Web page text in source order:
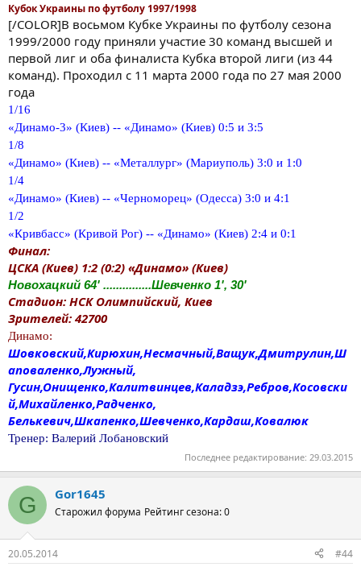
Кубок Украины по футболу 1997/1998
[/COLOR]В восьмом Кубке Украины по футболу сезона
1999/2000 году приняли участие 30 команд высшей и
первой лиг и оба финалиста Кубка второй лиги (из 44
команд). Проходил с 11 марта 2000 года по 27 мая 2000
года
1/16
«Динамо-3» (Киев) -- «Динамо» (Киев) 0:5 и 3:5
1/8
«Динамо» (Киев) -- «Металлург» (Мариуполь) 3:0 и 1:0
1/4
«Динамо» (Киев) -- «Черноморец» (Одесса) 3:0 и 4:1
1/2
«Кривбасс» (Кривой Рог) -- «Динамо» (Киев) 2:4 и 0:1
Финал:
ЦСКА (Киев) 1:2 (0:2) «Динамо» (Киев)
Новохацкий 64' ...............Шевченко 1', 30'
Стадион: НСК Олимпийский, Киев
Зрителей: 42700
Динамо:
Шовковский,Кирюхин,Несмачный,Ващук,Дмитрулин,Ш
аповаленко,Лужный,
Гусин,Онищенко,Калитвинцев,Каладзэ,Ребров,Косовски
й,Михайленко,Радченко,
Белькевич,Шкапенко,Шевченко,Кардаш,Ковалюк
Тренер: Валерий Лобановский
Последнее редактирование: 29.03.2015
G Gor1645
Старожил форума Рейтинг сезона: 0
20.05.2014 #44